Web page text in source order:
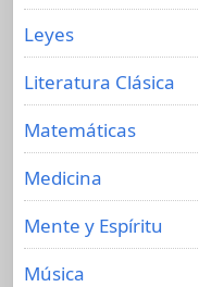
Leyes
Literatura Clásica
Matemáticas
Medicina
Mente y Espíritu
Música